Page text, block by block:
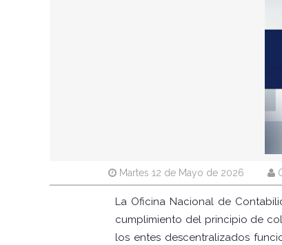
Martes 12 de Mayo de 2026
La Oficina Nacional de
cumplimiento del principio de
los entes descentralizados